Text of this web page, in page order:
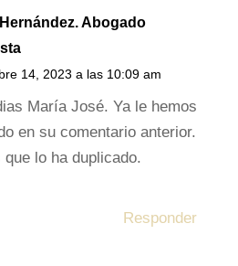
Abogado
14, 2023 a las 10:09 am
María José. Ya le hemos
en su comentario anterior.
que lo ha duplicado.
Responder